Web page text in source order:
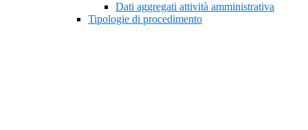
Dati aggregati attività amministrativa
Tipologie di procedimento